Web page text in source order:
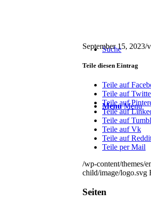
Suche
Menu Menu
September 15, 2023/
Teile diesen Eintrag
Teile auf
Teile auf
Teile auf
Teile auf
Teile auf
Teile auf Vk
Teile auf
Teile per Mail
/wp-content/themes/
child/image/logo.svg
Seiten